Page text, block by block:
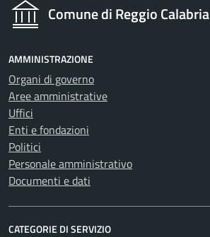
Comune di Reggio Calabria
AMMINISTRAZIONE
Organi di governo
Aree amministrative
Uffici
Enti e fondazioni
Politici
Personale amministrativo
Documenti e dati
CATEGORIE DI SERVIZIO